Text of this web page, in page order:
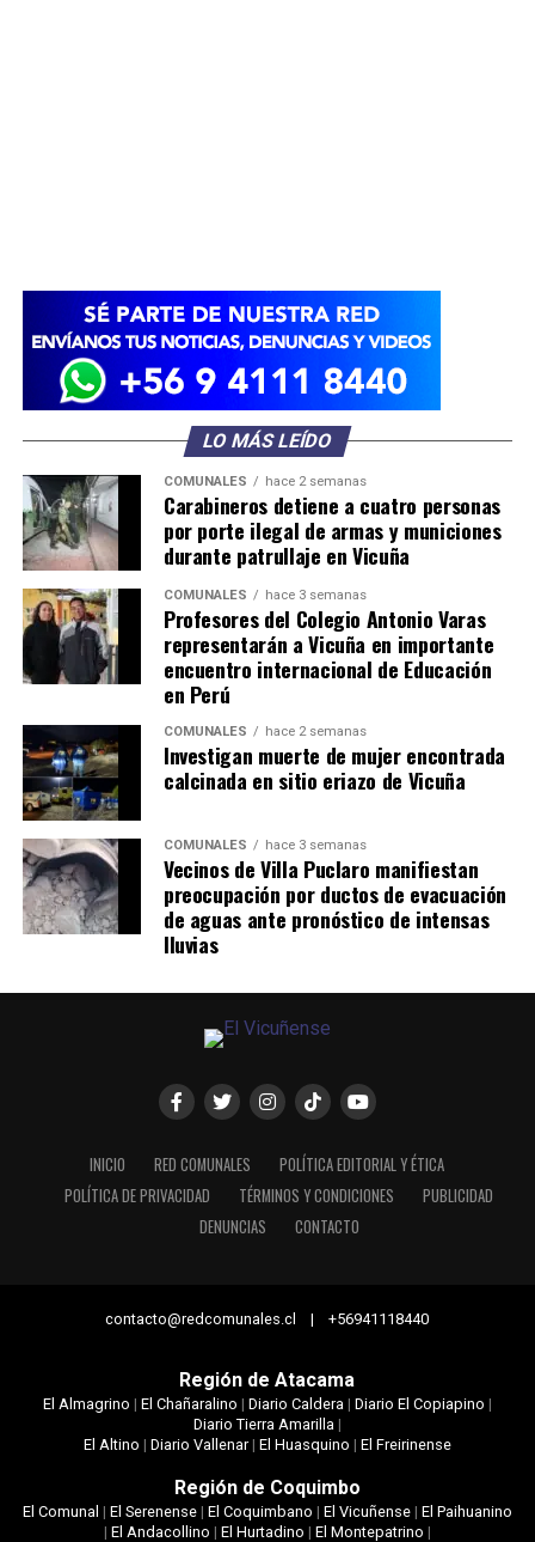
LO MÁS LEÍDO
COMUNALES hace 2 semanas
Carabineros detiene a cuatro personas
por porte ilegal de armas y municiones
durante patrullaje en Vicuña
COMUNALES hace 3 semanas
Profesores del Colegio Antonio Varas
representarán a Vicuña en importante
encuentro internacional de Educación
en Perú
COMUNALES hace 2 semanas
Investigan muerte de mujer encontrada
calcinada en sitio eriazo de Vicuña
COMUNALES hace 3 semanas
Vecinos de Villa Puclaro manifiestan
preocupación por ductos de evacuación
de aguas ante pronóstico de intensas
lluvias
INICIO RED COMUNALES
POLÍTICA EDITORIAL Y ÉTICA
POLÍTICA DE PRIVACIDAD
TÉRMINOS Y CONDICIONES
PUBLICIDAD
DENUNCIAS
CONTACTO
contacto@redcomunales.cl | +56941118440
Región de Atacama
El Almagrino | El Chañaralino | Diario Caldera| Diario El Copiapino |
Diario Tierra Amarilla|
El Altino | Diario Vallenar| El Huasquino | El Freirinense
Región de Coquimbo
El Comunal | El Serenense| El Coquimbano | El Vicuñense| El Paihuanino
| El Andacollino | El Hurtadino | El Montepatrino |